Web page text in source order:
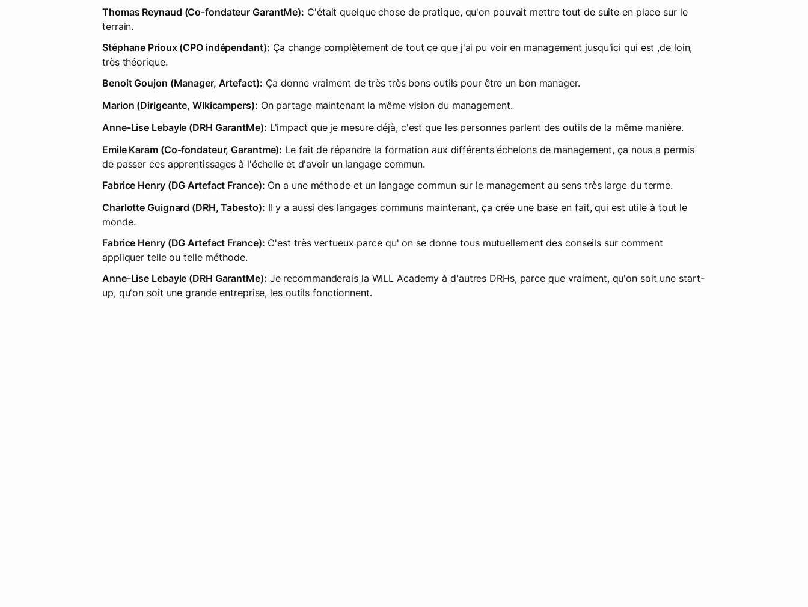
Thomas Reynaud (Co-fondateur GarantMe): C'était quelque chose de pratique, qu'on pouvait mettre tout de suite en place sur le
terrain.
Stéphane Prioux (CPO indépendant): Ça change complètement de tout ce que j'ai pu voir en management jusqu'ici qui est ,de loin,
très théorique.
Benoit Goujon (Manager, Artefact): Ça donne vraiment de très très bons outils pour être un bon manager.
Marion (Dirigeante, WIkicampers): On partage maintenant la même vision du management.
Anne-Lise Lebayle (DRH GarantMe): L'impact que je mesure déjà, c'est que les personnes parlent des outils de la même manière.
Emile Karam (Co-fondateur, Garantme): Le fait de répandre la formation aux différents échelons de management, ça nous a permis
de passer ces apprentissages à l'échelle et d'avoir un langage commun.
Fabrice Henry (DG Artefact France): On a une méthode et un langage commun sur le management au sens très large du terme.
Charlotte Guignard (DRH, Tabesto): Il y a aussi des langages communs maintenant, ça crée une base en fait, qui est utile à tout le
monde.
Fabrice Henry (DG Artefact France): C'est très vertueux parce qu' on se donne tous mutuellement des conseils sur comment
appliquer telle ou telle méthode.
Anne-Lise Lebayle (DRH GarantMe): Je recommanderais la WILL Academy à d'autres DRHs, parce que vraiment, qu'on soit une start-
up, qu'on soit une grande entreprise, les outils fonctionnent.